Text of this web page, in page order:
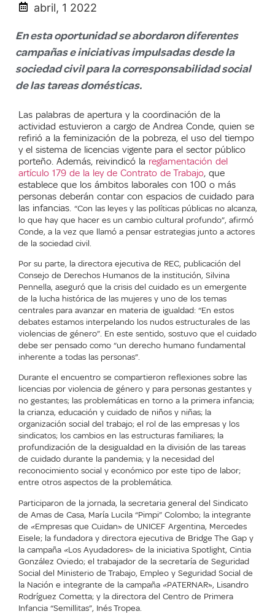
abril, 1 2022
En esta oportunidad se abordaron diferentes
campañas e iniciativas impulsadas desde la
sociedad civil para la corresponsabilidad social
de las tareas domésticas.
Las palabras de apertura y la coordinación de la
actividad estuvieron a cargo de Andrea Conde, quien se
refirió a la feminización de la pobreza, el uso del tiempo
y el sistema de licencias vigente para el sector público
porteño. Además, reivindicó la reglamentación del
artículo 179 de la ley de Contrato de Trabajo, que
establece que los ámbitos laborales con 100 o más
personas deberán contar con espacios de cuidado para
las infancias. “Con las leyes y las políticas públicas no alcanza,
lo que hay que hacer es un cambio cultural profundo”, afirmó
Conde, a la vez que llamó a pensar estrategias junto a actores
de la sociedad civil.
Por su parte, la directora ejecutiva de REC, publicación del
Consejo de Derechos Humanos de la institución, Silvina
Pennella, aseguró que la crisis del cuidado es un emergente
de la lucha histórica de las mujeres y uno de los temas
centrales para avanzar en materia de igualdad: “En estos
debates estamos interpelando los nudos estructurales de las
violencias de género”. En este sentido, sostuvo que el cuidado
debe ser pensado como “un derecho humano fundamental
inherente a todas las personas”.
Durante el encuentro se compartieron reflexiones sobre las
licencias por violencia de género y para personas gestantes y
no gestantes; las problemáticas en torno a la primera infancia;
la crianza, educación y cuidado de niños y niñas; la
organización social del trabajo; el rol de las empresas y los
sindicatos; los cambios en las estructuras familiares; la
profundización de la desigualdad en la división de las tareas
de cuidado durante la pandemia; y la necesidad del
reconocimiento social y económico por este tipo de labor;
entre otros aspectos de la problemática.
Participaron de la jornada, la secretaria general del Sindicato
de Amas de Casa, María Lucila “Pimpi” Colombo; la integrante
de «Empresas que Cuidan» de UNICEF Argentina, Mercedes
Eisele; la fundadora y directora ejecutiva de Bridge The Gap y
la campaña «Los Ayudadores» de la iniciativa Spotlight, Cintia
González Oviedo; el trabajador de la secretaría de Seguridad
Social del Ministerio de Trabajo, Empleo y Seguridad Social de
la Nación e integrante de la campaña «PATERNAR», Lisandro
Rodríguez Cometta; y la directora del Centro de Primera
Infancia “Semillitas”, Inés Tropea.